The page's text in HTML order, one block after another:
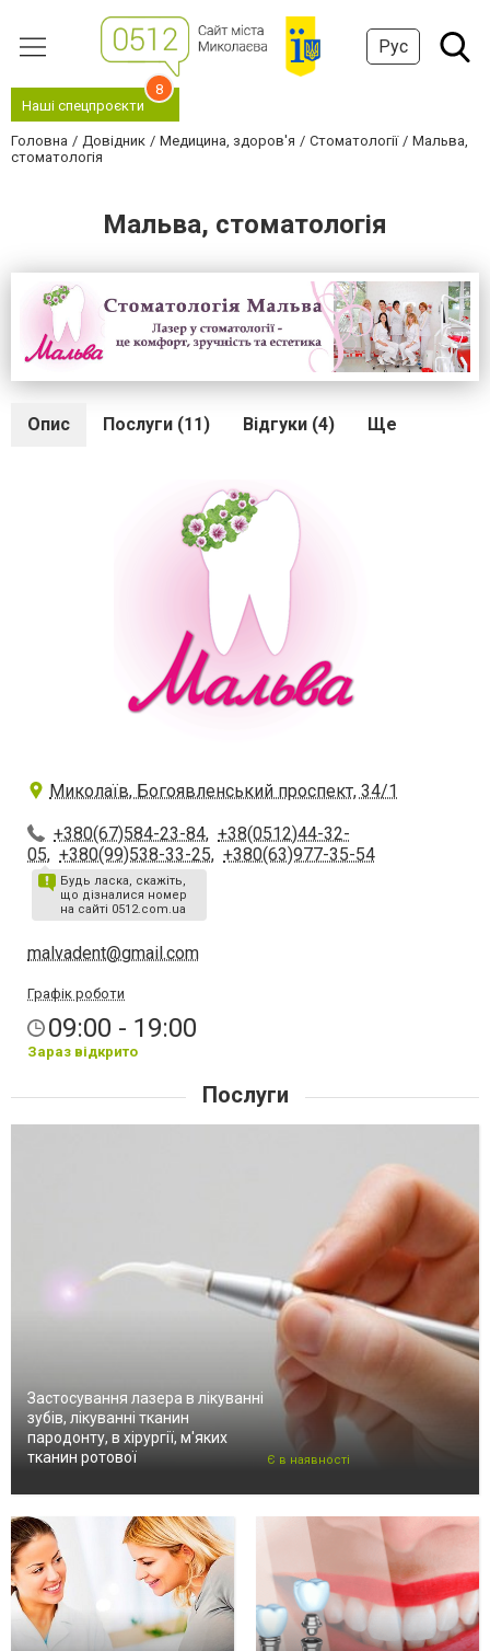
Рус
Наші спецпроєкти
8
Головна Довідник Медицина, здоров'я Стоматології
Мальва,
стоматологія
Мальва, стоматологія
Опис Послуги (11) Відгуки (4) Ще
Миколаїв, Богоявленський проспект, 34/1
+380(67)584-23-84, +38(0512)44-32-
05, +380(99)538-33-25, +380(63)977-35-54
Будь ласка, скажіть,
що дізналися номер
на сайті 0512.com.ua
malvadent@gmail.com
Графік роботи
09:00 - 19:00
Зараз відкрито
Послуги
Застосування лазера в лікуванні
зубів, лікуванні тканин
пародонту, в хірургії, м'яких
тканин ротової
Є в наявності